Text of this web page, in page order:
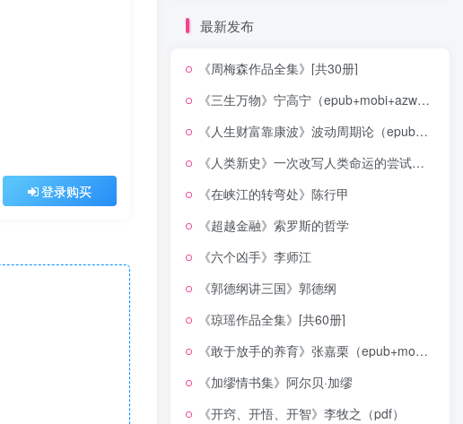
登录购买
最新发布
《周梅森作品全集》[共30册]
《三生万物》宁高宁（epub+mobi+azw3+pdf）
《人生财富靠康波》波动周期论（epub+mobi+azw3+pdf）
《人类新史》一次改写人类命运的尝试（epub+mobi+azw3+pdf）
《在峡江的转弯处》陈行甲
《超越金融》索罗斯的哲学
《六个凶手》李师江
《郭德纲讲三国》郭德纲
《琼瑶作品全集》[共60册]
《敢于放手的养育》张嘉栗（epub+mobi+azw3+pdf）
《加缪情书集》阿尔贝·加缪
《开窍、开悟、开智》李牧之（pdf）